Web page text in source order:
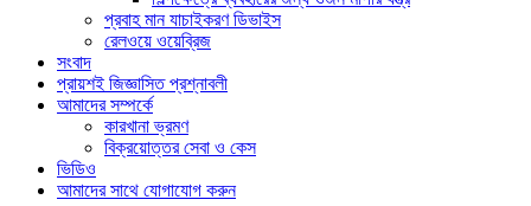
প্রবাহ মান যাচাইকরণ ডিভাইস
রেলওয়ে ওয়েব্রিজ
সংবাদ
প্রায়শই জিজ্ঞাসিত প্রশ্নাবলী
আমাদের সম্পর্কে
কারখানা ভ্রমণ
বিক্রয়োত্তর সেবা ও কেস
ভিডিও
আমাদের সাথে যোগাযোগ করুন